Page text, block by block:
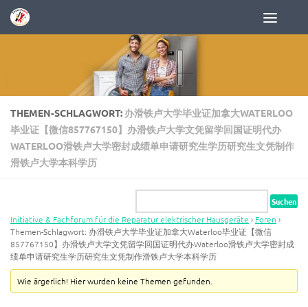
Zum Inhalt springen
THEMEN-SCHLAGWORT: 办滑铁卢大学毕业证加拿大WATERLOO
毕业证【微信857767150】办滑铁卢大学文凭留学回国证明代办
WATERLOO滑铁卢大学密封成绩单申请研究生学历研究生文凭制作
滑铁卢大学本科学历
Initiative & Fachforum für die Reparatur elektrischer Hausgeräte › Foren ›
Themen-Schlagwort: 办滑铁卢大学毕业证加拿大Waterloo毕业证【微信
857767150】办滑铁卢大学文凭留学回国证明代办Waterloo滑铁卢大学密封成
绩单申请研究生学历研究生文凭制作滑铁卢大学本科学历
Wie ärgerlich! Hier wurden keine Themen gefunden.